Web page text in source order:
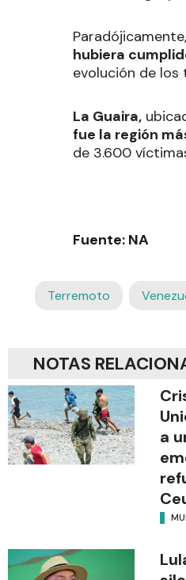
hubiera
evolución de
La Guaira,
fue la región
de 3.600
Fuente: NA
Terremoto
NOTAS
a